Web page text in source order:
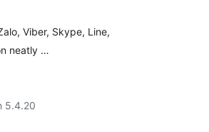
Viber, Skype, Line,
neatly …
5.4.20